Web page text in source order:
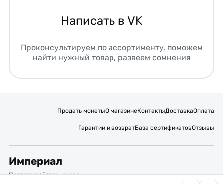
Написать в VK
Проконсультируем по ассортименту, поможем
найти нужный товар, развеем сомнения
Продать монетыО магазинеКонтактыДоставкаОплата
Гарантии и возвратБаза сертификатовОтзывы
Империал
Подписывайтесь на нас: